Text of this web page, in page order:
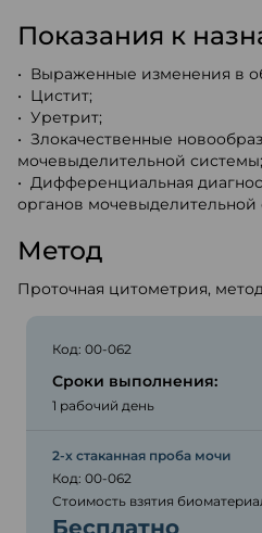
Показания к
• Выраженные изменения в
• Цистит;
• Уретрит;
• Злокачественные
мочевыделительной системы;
• Дифференциальная
органов мочевыделительной
Метод
Проточная цитометрия,
Код: 00-062
Сроки выполнения:
1 рабочий день
2-х стаканная проба мочи
Код: 00-062
Стоимость взятия
Бесплатно